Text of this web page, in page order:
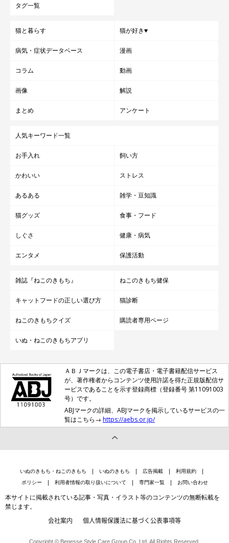
タグ一覧
猫と暮らす 猫が好き♥
病気・症状データベース 漫画
コラム 動画
画像 解説
まとめ アンケート
人気キーワード一覧
お手入れ 飼い方
かわいい ストレス
あるある 雑学・豆知識
猫グッズ 食事・フード
しぐさ 健康・病気
エンタメ 保護活動
雑誌『ねこのきもち』 ねこのきもち健保
キャットフードの正しい選び方 猫診断
ねこのきもちクイズ 購読者専用ページ
いぬ・ねこのきもちアプリ
ＡＢＪマークは、この電子書店・電子書籍配信サービス
が、著作権者からコンテンツ使用許諾を得た正規版配信サ
ービスであることを示す登録商標（登録番号 第11091003
号）です。
ABJマークの詳細、ABJマークを掲示しているサービスの一
覧はこちら→ https://aebs.or.jp/
いぬのきもち・ねこのきもち いぬのきもち 広告掲載
利用規約
ポリシー
利用者情報の取り扱いについて 専門家一覧 お問い合わせ
本サイトに掲載されている記事・写真・イラスト等のコンテンツの無断転載を
禁じます。
会社案内 個人情報保護法に基づく公表事項等
Copyright © Benesse Style Care Group Co.,Ltd. All Rights Reserved.